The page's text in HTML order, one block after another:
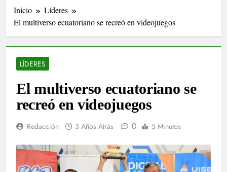
Inicio
Líderes
El multiverso ecuatoriano se recreó en videojuegos
LÍDERES
El multiverso ecuatoriano se
recreó en videojuegos
Redacción 3 Años Atrás 0 5 Minutos